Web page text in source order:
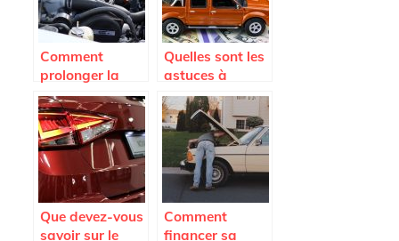
Comment
prolonger la
duree de vie de
son vehicule a
cout reduit ?
Quelles sont les
astuces à
connaître pour
payer le moins
cher possible
son assurance
auto ?
Que devez-vous
savoir sur le
Comment
financer sa